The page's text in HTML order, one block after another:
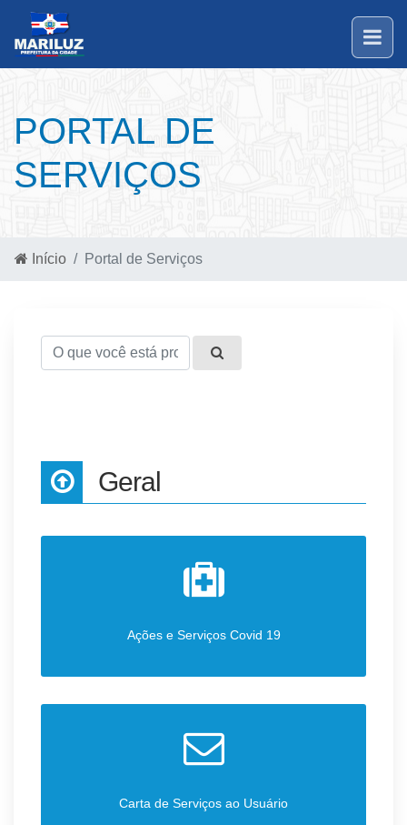
PORTAL DE
SERVIÇOS
Início Portal de Serviços
Geral
Ações e Serviços Covid 19
Carta de Serviços ao Usuário